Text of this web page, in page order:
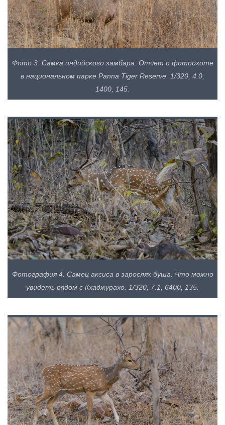
Фото 3. Самка индийского замбара. Отчет о фотоохоте
в национальном парке Panna Tiger Reserve. 1/320, 4.0,
1400, 145.
Фотография 4. Самец аксиса в зарослях буша. Что можно
увидеть рядом с Кхаджурахо. 1/320, 7.1, 6400, 135.